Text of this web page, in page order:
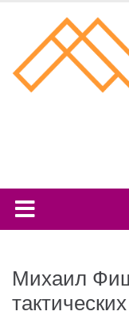
content
Михаил